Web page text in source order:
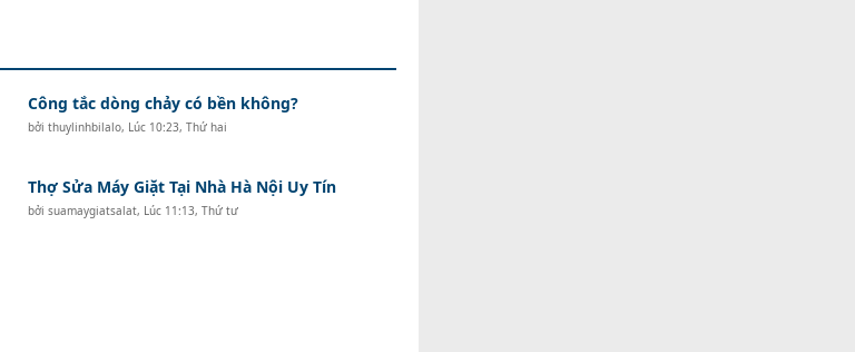
Công tắc dòng chảy có bền không?
bởi thuylinhbilalo, Lúc 10:23, Thứ hai
Thợ Sửa Máy Giặt Tại Nhà Hà Nội Uy Tín
bởi suamaygiatsalat, Lúc 11:13, Thứ tư